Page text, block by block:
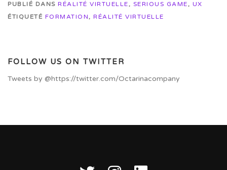
PUBLIÉ DANS RÉALITÉ VIRTUELLE, SERIOUS GAME, UX
ÉTIQUETÉ FORMATION, RÉALITÉ VIRTUELLE
FOLLOW US ON TWITTER
Tweets by @https://twitter.com/Octarinacompany